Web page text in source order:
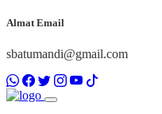
Almat Email
sbatumandi@gmail.com